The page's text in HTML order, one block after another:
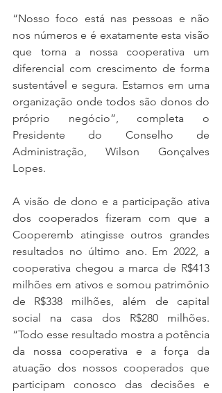
“Nosso foco está nas pessoas e não
nos números e é exatamente esta visão
que torna a nossa cooperativa um
diferencial com crescimento de forma
sustentável e segura. Estamos em uma
organização onde todos são donos do
próprio negócio”, completa o
Presidente do Conselho de
Administração, Wilson Gonçalves
Lopes.
A visão de dono e a participação ativa
dos cooperados fizeram com que a
Cooperemb atingisse outros grandes
resultados no último ano. Em 2022, a
cooperativa chegou a marca de R$413
milhões em ativos e somou patrimônio
de R$338 milhões, além de capital
social na casa dos R$280 milhões.
“Todo esse resultado mostra a potência
da nossa cooperativa e a força da
atuação dos nossos cooperados que
participam conosco das decisões e